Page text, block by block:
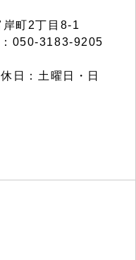
岸町2丁目 8-1
050-3183-9205
日：土曜日・日